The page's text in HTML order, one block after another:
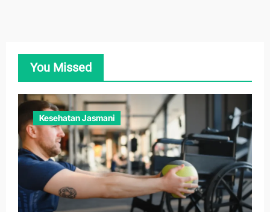
You Missed
Kesehatan Jasmani